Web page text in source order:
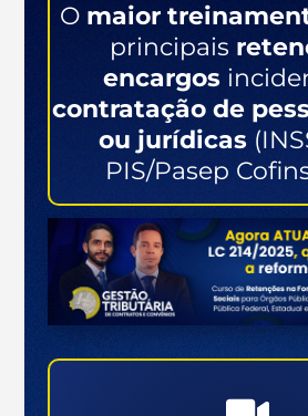
O maior
principais
encargos
contratação de
ou jurídicas
PIS/Pasep